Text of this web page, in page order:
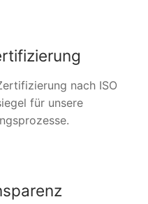
nach ISO
für unsere